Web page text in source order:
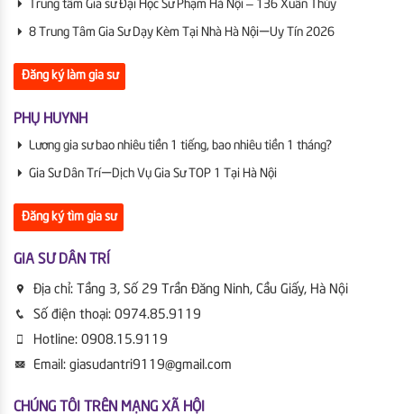
Trung tâm Gia sư Đại Học Sư Phạm Hà Nội – 136 Xuân Thủy
8 Trung Tâm Gia Sư Dạy Kèm Tại Nhà Hà Nội | Uy Tín 2026
Đăng ký làm gia sư
PHỤ HUYNH
Lương gia sư bao nhiêu tiền 1 tiếng, bao nhiêu tiền 1 tháng?
Gia Sư Dân Trí | Dịch Vụ Gia Sư TOP 1 Tại Hà Nội
Đăng ký tìm gia sư
GIA SƯ DÂN TRÍ
Địa chỉ: Tầng 3, Số 29 Trần Đăng Ninh, Cầu Giấy, Hà Nội
Số điện thoại: 0974.85.9119
Hotline: 0908.15.9119
Email: giasudantri9119@gmail.com
CHÚNG TÔI TRÊN MẠNG XÃ HỘI